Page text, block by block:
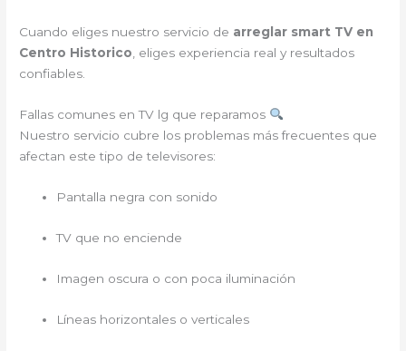
Cuando eliges nuestro servicio de arreglar smart TV en
Centro Historico , eliges experiencia real y resultados
confiables.
Fallas comunes en TV lg que reparamos
Nuestro servicio cubre los problemas más frecuentes que
afectan este tipo de televisores:
Pantalla negra con sonido
TV que no enciende
Imagen oscura o con poca iluminación
Líneas horizontales o verticales